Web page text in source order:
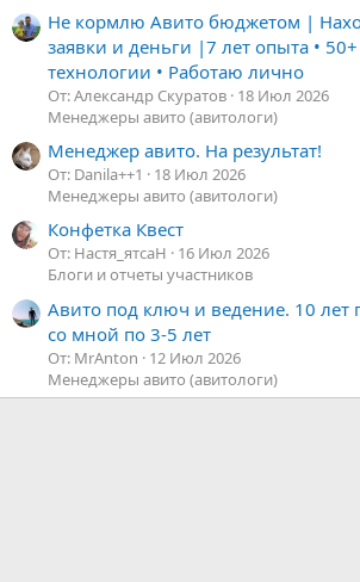
Не кормлю Авито бюджетом |
заявки и деньги |7 лет опыта •
технологии • Работаю лично
От: Александр Скуратов 18 Июл 2026
Менеджеры авито (авитологи)
Менеджер авито. На результат!
От: Danila++1
18 Июл 2026
Менеджеры авито (авитологи)
Конфетка Квест
От: Настя_ятсаН
16 Июл 2026
Блоги и отчеты участников
Авито под ключ и ведение. 10 лет
со мной по 3-5 лет
От: MrAnton
12 Июл 2026
Менеджеры авито (авитологи)